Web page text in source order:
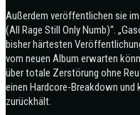
Außerdem veröffentlichen sie im
(All Rage Still Only Numb)“.
bisher härtesten
vom neuen Album erwarten
über totale Zerstörung ohne
einen Hardcore-Breakdown und
zurückhält.